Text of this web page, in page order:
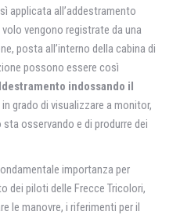
applicata all’addestramento
vengono registrate da una
posta all’interno della cabina di
possono essere così
indossando il
grado di visualizzare a monitor,
osservando e di produrre dei
importanza per
dei piloti delle Frecce Tricolori,
le manovre, i riferimenti per il